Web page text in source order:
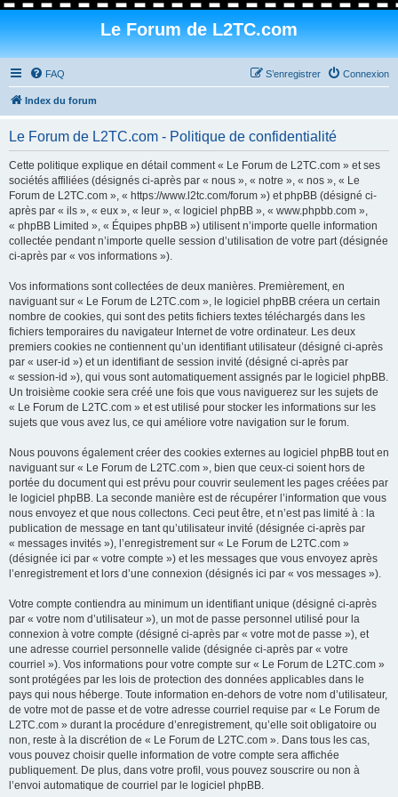
Le Forum de L2TC.com
FAQ Connexion
S’enregistrer
Index du forum
Le Forum de L2TC.com - Politique de confidentialité
Cette politique explique en détail comment « Le Forum de L2TC.com » et ses
sociétés affiliées (désignés ci-après par « nous », « notre », « nos », « Le
Forum de L2TC.com », « https://www.l2tc.com/forum ») et phpBB (désigné ci-
après par « ils », « eux », « leur », « logiciel phpBB », « www.phpbb.com »,
« phpBB Limited », « Équipes phpBB ») utilisent n’importe quelle information
collectée pendant n’importe quelle session d’utilisation de votre part (désignée
ci-après par « vos informations »).
Vos informations sont collectées de deux manières. Premièrement, en
naviguant sur « Le Forum de L2TC.com », le logiciel phpBB créera un certain
nombre de cookies, qui sont des petits fichiers textes téléchargés dans les
fichiers temporaires du navigateur Internet de votre ordinateur. Les deux
premiers cookies ne contiennent qu’un identifiant utilisateur (désigné ci-après
par « user-id ») et un identifiant de session invité (désigné ci-après par
« session-id »), qui vous sont automatiquement assignés par le logiciel phpBB.
Un troisième cookie sera créé une fois que vous naviguerez sur les sujets de
« Le Forum de L2TC.com » et est utilisé pour stocker les informations sur les
sujets que vous avez lus, ce qui améliore votre navigation sur le forum.
Nous pouvons également créer des cookies externes au logiciel phpBB tout en
naviguant sur « Le Forum de L2TC.com », bien que ceux-ci soient hors de
portée du document qui est prévu pour couvrir seulement les pages créées par
le logiciel phpBB. La seconde manière est de récupérer l’information que vous
nous envoyez et que nous collectons. Ceci peut être, et n’est pas limité à : la
publication de message en tant qu’utilisateur invité (désignée ci-après par
« messages invités »), l’enregistrement sur « Le Forum de L2TC.com »
(désignée ici par « votre compte ») et les messages que vous envoyez après
l’enregistrement et lors d’une connexion (désignés ici par « vos messages »).
Votre compte contiendra au minimum un identifiant unique (désigné ci-après
par « votre nom d’utilisateur »), un mot de passe personnel utilisé pour la
connexion à votre compte (désigné ci-après par « votre mot de passe »), et
une adresse courriel personnelle valide (désignée ci-après par « votre
courriel »). Vos informations pour votre compte sur « Le Forum de L2TC.com »
sont protégées par les lois de protection des données applicables dans le
pays qui nous héberge. Toute information en-dehors de votre nom d’utilisateur,
de votre mot de passe et de votre adresse courriel requise par « Le Forum de
L2TC.com » durant la procédure d’enregistrement, qu’elle soit obligatoire ou
non, reste à la discrétion de « Le Forum de L2TC.com ». Dans tous les cas,
vous pouvez choisir quelle information de votre compte sera affichée
publiquement. De plus, dans votre profil, vous pouvez souscrire ou non à
l’envoi automatique de courriel par le logiciel phpBB.